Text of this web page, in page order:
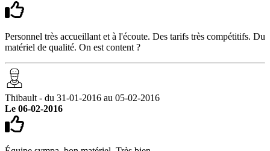
Personnel très accueillant et à l'écoute. Des tarifs très compétitifs. Du
matériel de qualité. On est content ?
Thibault - du 31-01-2016 au 05-02-2016
Le 06-02-2016